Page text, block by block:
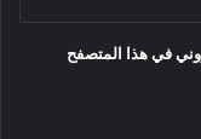
في هذا المتصفح